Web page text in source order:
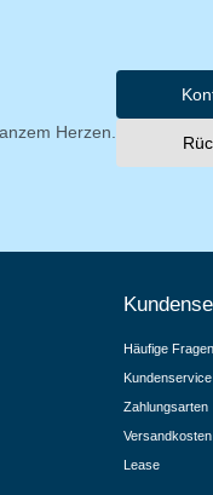
Herzen.
Häufige
Zahlungsarten
Lease